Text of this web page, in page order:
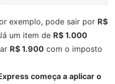
exemplo, pode sair por R$
um item de R$ 1.000
R$ 1.900 com o imposto
começa a aplicar o